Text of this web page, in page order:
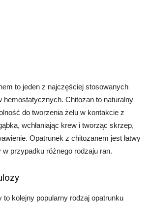
to jeden z najczęściej stosowanych
hemostatycznych. Chitozan to naturalny
do tworzenia żelu w kontakcie z
wchłaniając krew i tworząc skrzep,
Opatrunek z chitozanem jest łatwy
przypadku różnego rodzaju ran.
to kolejny popularny rodzaj opatrunku